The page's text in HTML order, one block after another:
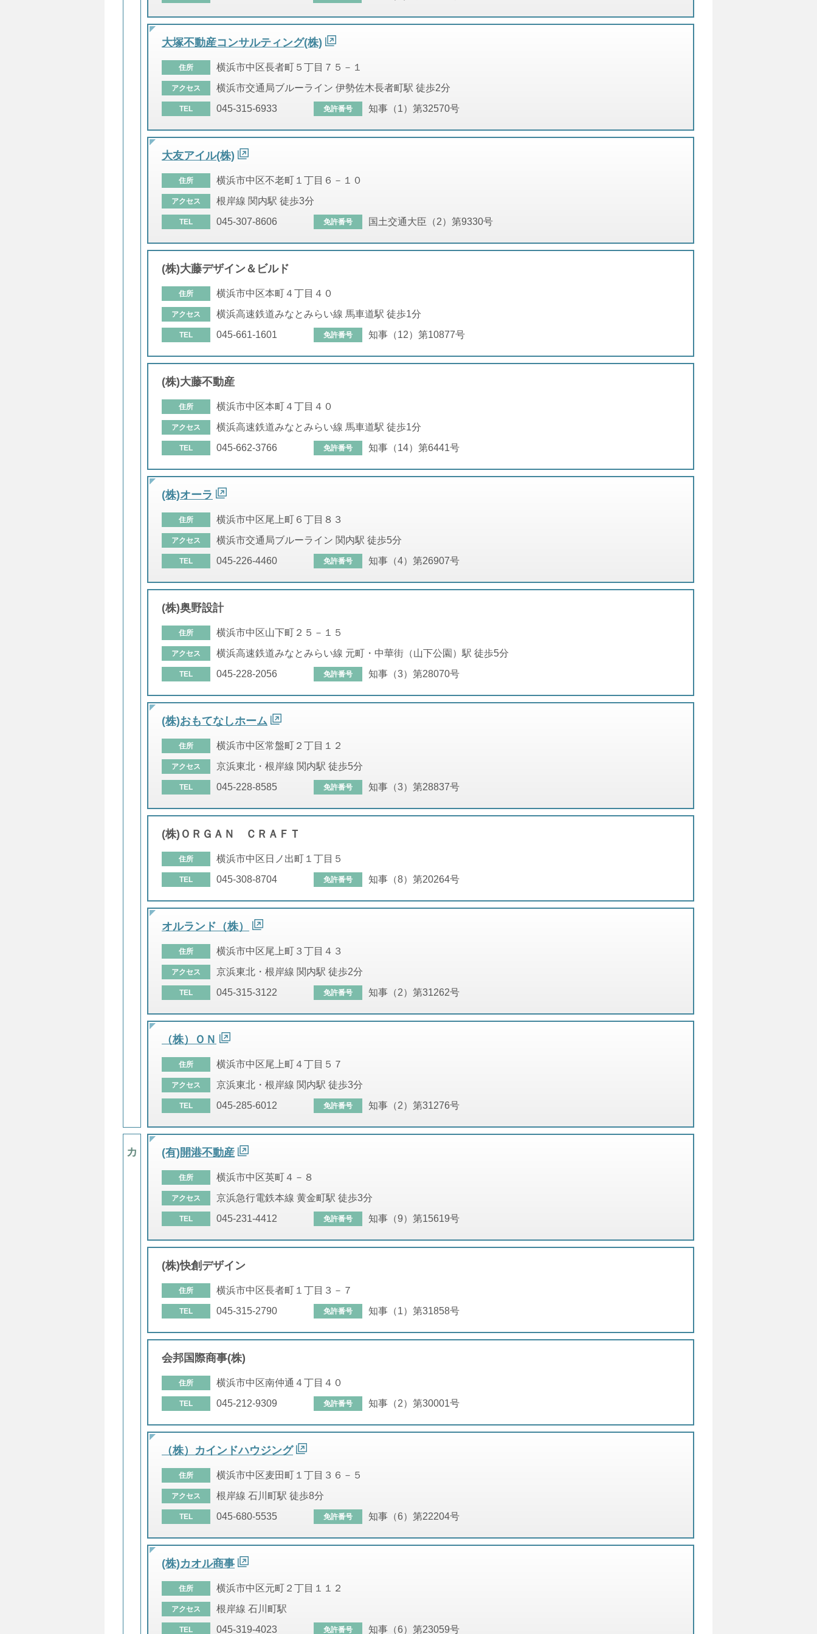
大塚不動産コンサルティング(株)
住所 横浜市中区長者町５丁目７５－１
アクセス 横浜市交通局ブルーライン 伊勢佐木長者町駅 徒歩2分
TEL 045-315-6933 免許番号 知事（1）第32570号
大友アイル(株)
住所 横浜市中区不老町１丁目６－１０
アクセス 根岸線 関内駅 徒歩3分
TEL 045-307-8606 免許番号 国土交通大臣（2）第9330号
(株)大藤デザイン＆ビルド
住所 横浜市中区本町４丁目４０
アクセス 横浜高速鉄道みなとみらい線 馬車道駅 徒歩1分
TEL 045-661-1601 免許番号 知事（12）第10877号
(株)大藤不動産
住所 横浜市中区本町４丁目４０
アクセス 横浜高速鉄道みなとみらい線 馬車道駅 徒歩1分
TEL 045-662-3766 免許番号 知事（14）第6441号
(株)オーラ
住所 横浜市中区尾上町６丁目８３
アクセス 横浜市交通局ブルーライン 関内駅 徒歩5分
TEL 045-226-4460 免許番号 知事（4）第26907号
(株)奥野設計
住所 横浜市中区山下町２５－１５
アクセス 横浜高速鉄道みなとみらい線 元町・中華街（山下公園）駅 徒歩5分
TEL 045-228-2056 免許番号 知事（3）第28070号
(株)おもてなしホーム
住所 横浜市中区常盤町２丁目１２
アクセス 京浜東北・根岸線 関内駅 徒歩5分
TEL 045-228-8585 免許番号 知事（3）第28837号
(株)ＯＲＧＡＮ ＣＲＡＦＴ
住所 横浜市中区日ノ出町１丁目５
TEL 045-308-8704 免許番号 知事（8）第20264号
オルランド（株）
住所 横浜市中区尾上町３丁目４３
アクセス 京浜東北・根岸線 関内駅 徒歩2分
TEL 045-315-3122 免許番号 知事（2）第31262号
（株）ＯＮ
住所 横浜市中区尾上町４丁目５７
アクセス 京浜東北・根岸線 関内駅 徒歩3分
TEL 045-285-6012 免許番号 知事（2）第31276号
カ (有)開港不動産
住所 横浜市中区英町４－８
アクセス 京浜急行電鉄本線 黄金町駅 徒歩3分
TEL 045-231-4412 免許番号 知事（9）第15619号
(株)快創デザイン
住所 横浜市中区長者町１丁目３－７
TEL 045-315-2790 免許番号 知事（1）第31858号
会邦国際商事(株)
住所 横浜市中区南仲通４丁目４０
TEL 045-212-9309 免許番号 知事（2）第30001号
（株）カインドハウジング
住所 横浜市中区麦田町１丁目３６－５
アクセス 根岸線 石川町駅 徒歩8分
TEL 045-680-5535 免許番号 知事（6）第22204号
(株)カオル商事
住所 横浜市中区元町２丁目１１２
アクセス 根岸線 石川町駅
TEL 045-319-4023 免許番号 知事（6）第23059号